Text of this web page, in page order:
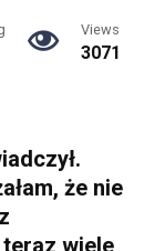
Views
3071
że nie
teraz wiele